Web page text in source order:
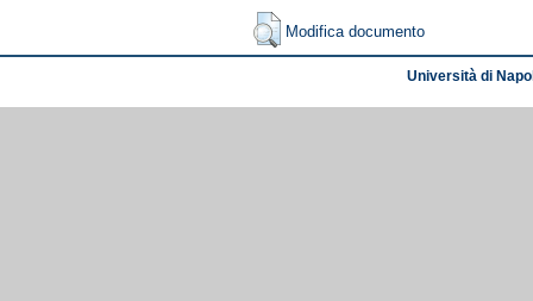
Modifica documento
Università di